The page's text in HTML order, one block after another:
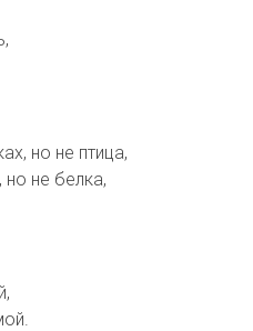
но не птица,
не белка,